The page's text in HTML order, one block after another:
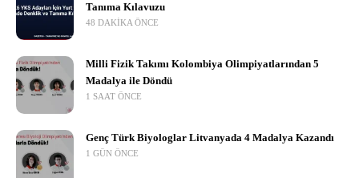
Tanıma Kılavuzu
48 DAKIKA ÖNCE
Milli Fizik Takımı Kolombiya Olimpiyatlarından 5
Madalya ile Döndü
1 SAAT ÖNCE
Genç Türk Biyologlar Litvanyada 4 Madalya Kazandı
1 GÜN ÖNCE